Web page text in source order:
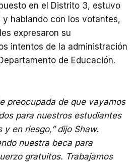
en el Distrito 3, estuvo
y hablando con los votantes,
expresaron su
intentos de la administración
de Educación.
preocupada de que vayamos
para nuestros estudiantes
y en riesgo,” dijo Shaw.
nuestra beca para
gratuitos. Trabajamos